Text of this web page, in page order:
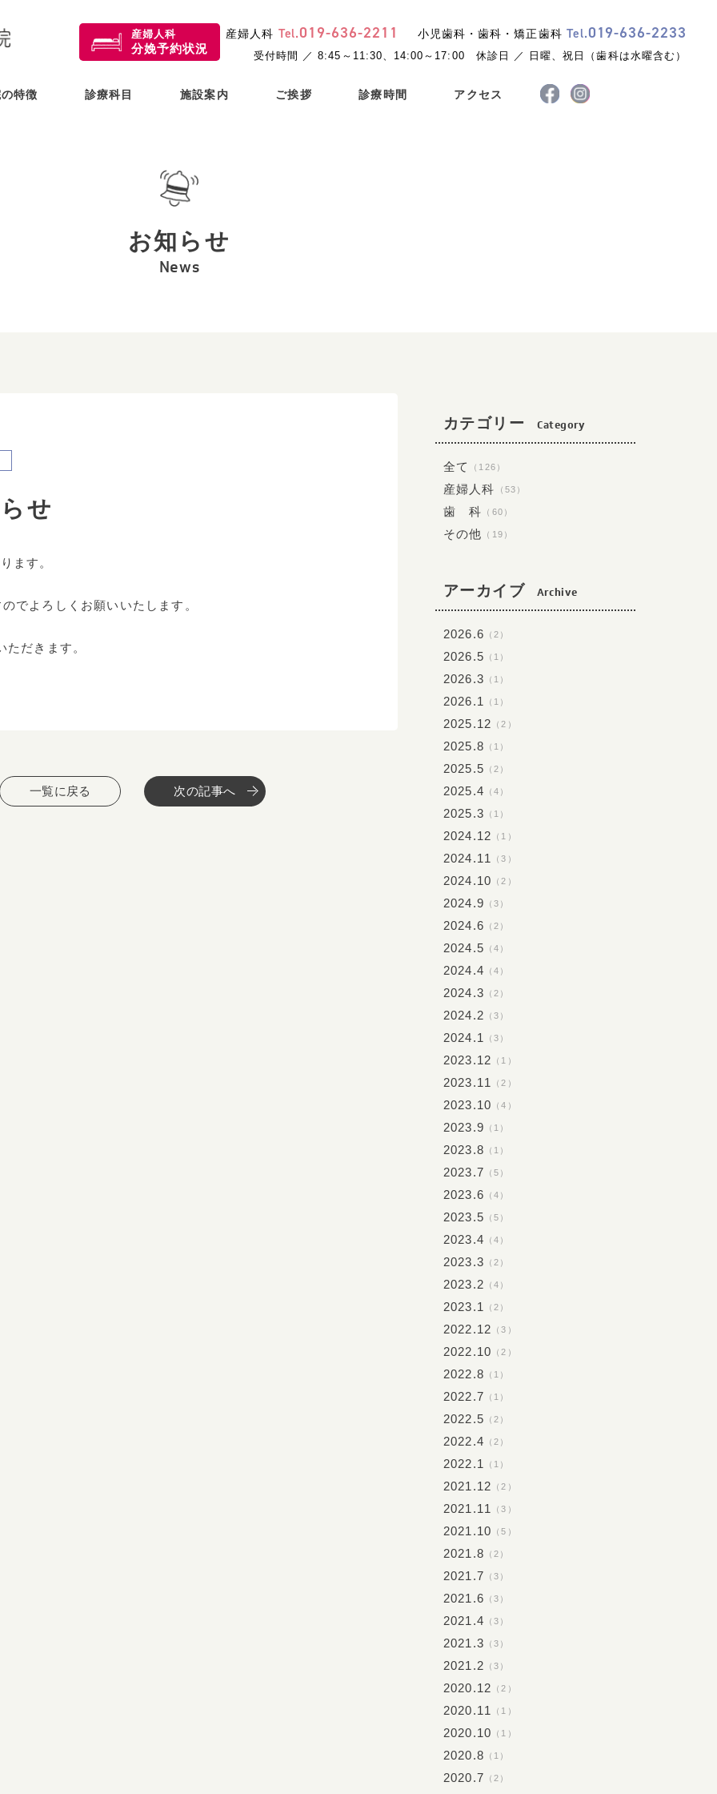
特徴 診療科目
産婦人科
小児歯科・歯科・
矯正歯科
施設案内 ご挨拶 診療時間 アクセス
産婦人科 Tel.019-636-2211 小児歯科・歯科・矯正歯科 Tel.019-636-2233
受付時間 ／ 8:45～11:30、14:00～17:00 休診日 ／ 日曜、祝日（歯科は水曜含む）
産婦人科
分娩予約状況
お知らせ
News
せ
ます。
でよろしくお願いいたします。
だきます。
一覧に戻る 次の記事へ
カテゴリー Category
全て （126）
産婦人科 （53）
歯 科 （60）
その他 （19）
アーカイブ Archive
2026.6 （2）
2026.5 （1）
2026.3 （1）
2026.1 （1）
2025.12 （2）
2025.8 （1）
2025.5 （2）
2025.4 （4）
2025.3 （1）
2024.12 （1）
2024.11 （3）
2024.10 （2）
2024.9 （3）
2024.6 （2）
2024.5 （4）
2024.4 （4）
2024.3 （2）
2024.2 （3）
2024.1 （3）
2023.12 （1）
2023.11 （2）
2023.10 （4）
2023.9 （1）
2023.8 （1）
2023.7 （5）
2023.6 （4）
2023.5 （5）
2023.4 （4）
2023.3 （2）
2023.2 （4）
2023.1 （2）
2022.12 （3）
2022.10 （2）
2022.8 （1）
2022.7 （1）
2022.5 （2）
2022.4 （2）
2022.1 （1）
2021.12 （2）
2021.11 （3）
2021.10 （5）
2021.8 （2）
2021.7 （3）
2021.6 （3）
2021.4 （3）
2021.3 （3）
2021.2 （3）
2020.12 （2）
2020.11 （1）
2020.10 （1）
2020.8 （1）
2020.7 （2）